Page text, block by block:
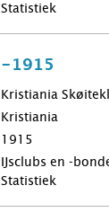
Statistiek
1915
Kristiania
Kristiania
1915
IJsclubs en -
Statistiek